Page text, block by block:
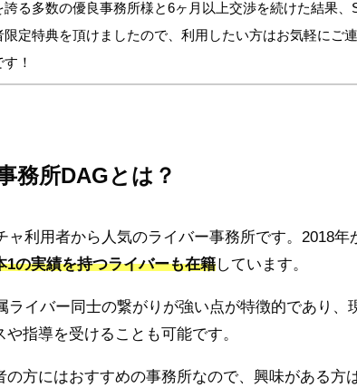
誇る多数の優良事務所様と6ヶ月以上交渉を続けた結果、
限定特典を頂けましたので、利用したい方はお気軽にご
！
務所DAGとは？
ャ利用者から人気のライバー事務所です。2018
1の実績を持つライバーも在籍しています。
ライバー同士の繋がりが強い点が特徴的であり、
や指導を受けることも可能です。
の方にはおすすめの事務所なので、興味がある方